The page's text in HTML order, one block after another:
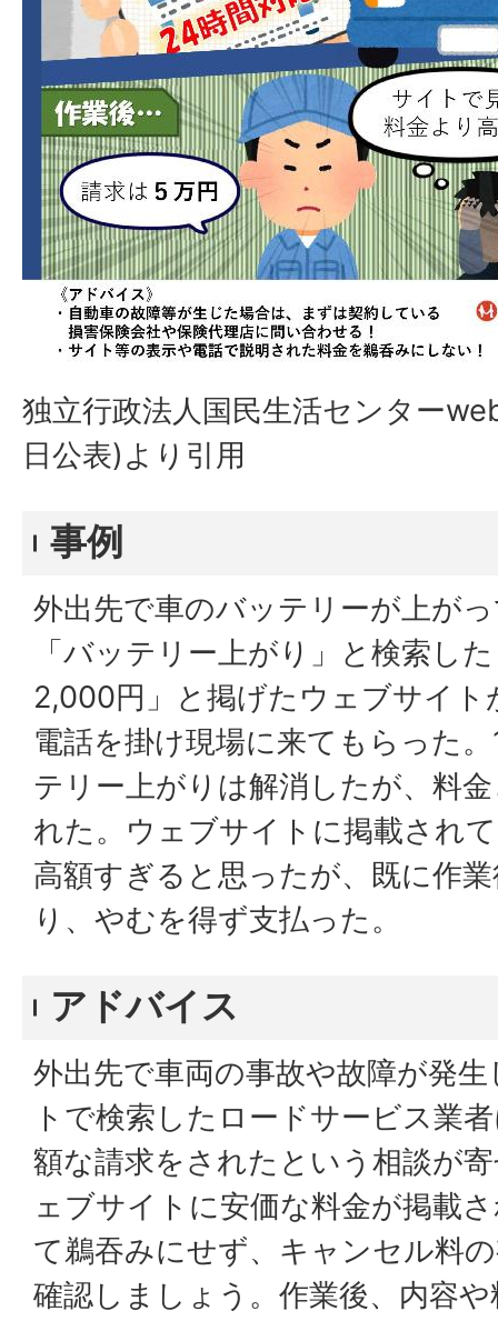
独立行政法人国民生活センター
日公表)より引用
事例
外出先で車のバッテリーが上が
「バッテリー上がり」と検索し
2,000円」と掲げたウェブサイ
電話を掛け現場に来てもらった
テリー上がりは解消したが、料
れた。ウェブサイトに掲載され
高額すぎると思ったが、既に作
り、やむを得ず支払った。
アドバイス
外出先で車両の事故や故障が発
トで検索したロードサービス業
額な請求をされたという相談が
ェブサイトに安価な料金が掲載
て鵜吞みにせず、キャンセル料
確認しましょう。作業後、内容